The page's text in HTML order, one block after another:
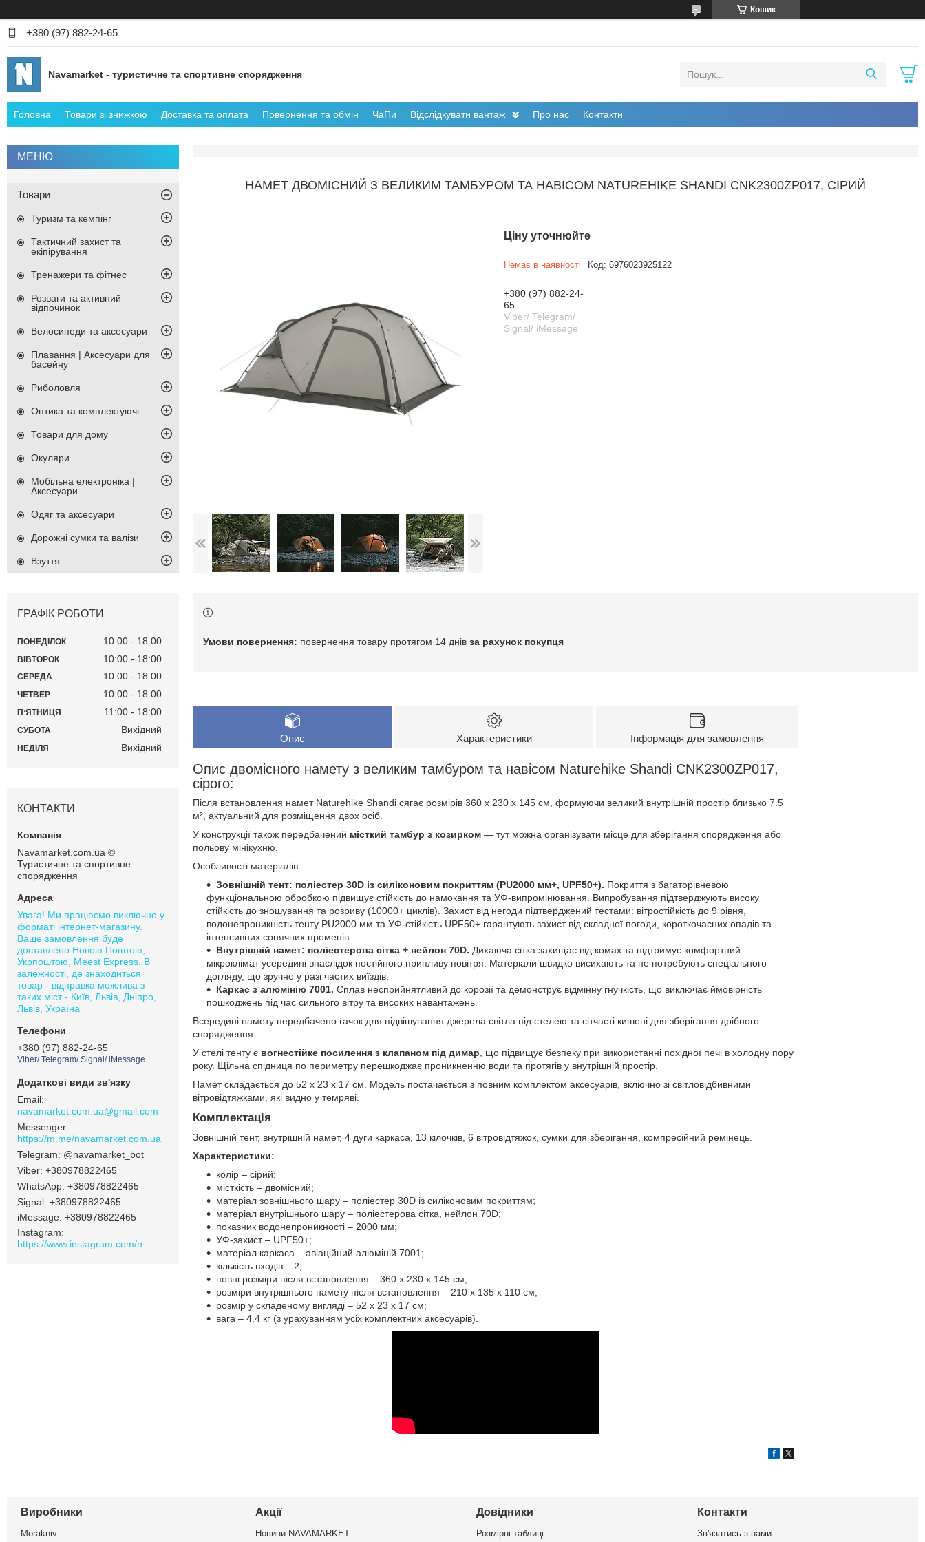
Кошик
+380 (97) 882-24-65
Navamarket - туристичне та спортивне спорядження
Головна Товари зі знижкою Доставка та оплата Повернення та обмін ЧаПи Відслідкувати вантаж Про нас Контакти
НАМЕТ ДВОМІСНИЙ З ВЕЛИКИМ ТАМБУРОМ ТА НАВІСОМ NATUREHIKE SHANDI CNK2300ZP017, СІРИЙ
Ціну уточнюйте
Немає в наявності Код: 6976023925122
+380 (97) 882-24-
65
Viber/ Telegram/
Signal/ iMessage
повернення товару протягом 14 днів за рахунок покупця
Опис Характеристики Інформація для замовлення
Опис двомісного намету з великим тамбуром та навісом Naturehike Shandi CNK2300ZP017,
сірого:
Після встановлення намет Naturehike Shandi сягає розмірів 360 х 230 х 145 см, формуючи великий внутрішній простір близько 7.5
м², актуальний для розміщення двох осіб.
У конструкції також передбачений місткий тамбур з козирком — тут можна організувати місце для зберігання спорядження або
польову мінікухню.
Особливості матеріалів:
Зовнішній тент: поліестер 30D із силіконовим покриттям (PU2000 мм+, UPF50+). Покриття з багаторівневою
функціональною обробкою підвищує стійкість до намокання та УФ-випромінювання. Випробування підтверджують високу
стійкість до зношування та розриву (10000+ циклів). Захист від негоди підтверджений тестами: вітростійкість до 9 рівня,
водонепроникність тенту PU2000 мм та УФ-стійкість UPF50+ гарантують захист від складної погоди, короткочасних опадів та
інтенсивних сонячних променів.
Внутрішній намет: поліестерова сітка + нейлон 70D. Дихаюча сітка захищає від комах та підтримує комфортний
мікроклімат усередині внаслідок постійного припливу повітря. Матеріали швидко висихають та не потребують спеціального
догляду, що зручно у разі частих виїздів.
Каркас з алюмінію 7001. Сплав несприйнятливий до корозії та демонструє відмінну гнучкість, що виключає ймовірність
пошкоджень під час сильного вітру та високих навантажень.
Всередині намету передбачено гачок для підвішування джерела світла під стелею та сітчасті кишені для зберігання дрібного
спорядження.
У стелі тенту є вогнестійке посилення з клапаном під димар , що підвищує безпеку при використанні похідної печі в холодну пору
року. Щільна спідниця по периметру перешкоджає проникненню води та протягів у внутрішній простір.
Намет складається до 52 х 23 х 17 см. Модель постачається з повним комплектом аксесуарів, включно зі світловідбивними
вітровідтяжками, які видно у темряві.
Комплектація
Зовнішній тент, внутрішній намет, 4 дуги каркаса, 13 кілочків, 6 вітровідтяжок, сумки для зберігання, компресійний ремінець.
Характеристики:
колір – сірий;
місткість – двомісний;
матеріал зовнішнього шару – поліестер 30D із силіконовим покриттям;
матеріал внутрішнього шару – поліестерова сітка, нейлон 70D;
показник водонепроникності – 2000 мм;
УФ-захист – UPF50+;
матеріал каркаса – авіаційний алюміній 7001;
кількість входів – 2;
повні розміри після встановлення – 360 х 230 х 145 см;
розміри внутрішнього намету після встановлення – 210 х 135 х 110 см;
розмір у складеному вигляді – 52 х 23 х 17 см;
вага – 4.4 кг (з урахуванням усіх комплектних аксесуарів).
Товари
Туризм та кемпінг
Тактичний захист та
екіпірування
Тренажери та фітнес
Розваги та активний
відпочинок
Велосипеди та аксесуари
Плавання | Аксесуари для
басейну
Риболовля
Оптика та комплектуючі
Товари для дому
Окуляри
Мобільна електроніка |
Аксесуари
Одяг та аксесуари
Дорожні сумки та валізи
Взуття
ГРАФІК РОБОТИ
ПОНЕДІЛОК 10:00 18:00
ВІВТОРОК 10:00 18:00
СЕРЕДА 10:00 18:00
ЧЕТВЕР 10:00 18:00
ПʼЯТНИЦЯ 11:00 18:00
СУБОТА Вихідний
НЕДІЛЯ Вихідний
КОНТАКТИ
Navamarket.com.ua ©
Туристичне та спортивне
спорядження
Увага! Ми працюємо виключно у
форматі інтернет-магазину.
Ваше замовлення буде
доставлено Новою Поштою,
Укрпоштою, Meest Express. В
залежності, де знаходиться
товар - відправка можлива з
таких міст - Київ, Львів, Дніпро,
Львів, Україна
+380 (97) 882-24-65
Viber/ Telegram/ Signal/ iMessage
navamarket.com.ua@gmail.com
https://m.me/navamarket.com.ua
@navamarket_bot
+380978822465
+380978822465
Signal +380978822465
iMessage +380978822465
Instagram
Виробники
Morakniv
Акції
Новини NAVAMARKET
Довідники
Розмірні таблиці
Контакти
Зв'язатись з нами